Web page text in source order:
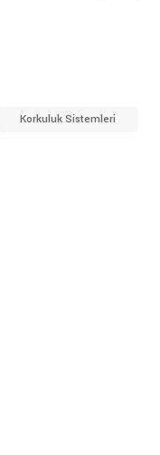
Korkuluk Sistemleri